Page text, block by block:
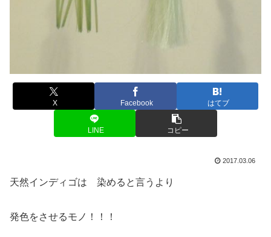
X Facebook はてブ
LINE コピー
2017.03.06
天然インディゴは 染めると言うより
発色をさせるモノ！！！